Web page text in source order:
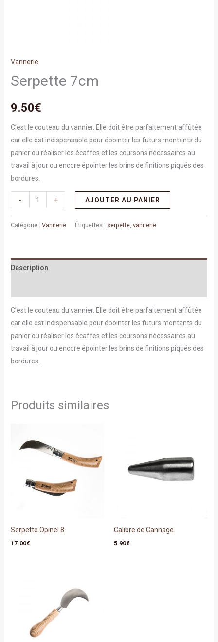
Vannerie
Serpette 7cm
9.50€
C’est le couteau du vannier. Elle doit être parfaitement affûtée
car elle est indispensable pour épointer les futurs montants du
panier ou réaliser les écaffes et les coursons nécessaires au
travail à jour ou encore épointer les brins de finitions piqués des
bordures.
- + AJOUTER AU PANIER
Catégorie : Vannerie Étiquettes : serpette, vannerie
Description
C’est le couteau du vannier. Elle doit être parfaitement affûtée
car elle est indispensable pour épointer les futurs montants du
panier ou réaliser les écaffes et les coursons nécessaires au
travail à jour ou encore épointer les brins de finitions piqués des
bordures.
Produits similaires
Serpette Opinel 8
17.00€
Calibre de Cannage
5.90€